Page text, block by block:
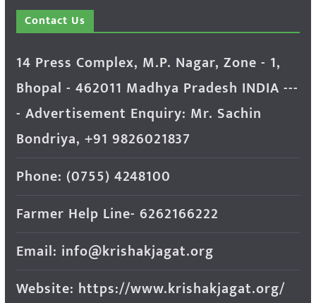
Contact Us
14 Press Complex, M.P. Nagar, Zone - 1,
Bhopal - 462011 Madhya Pradesh INDIA ---
- Advertisement Enquiry: Mr. Sachin
Bondriya, +91 9826021837
Phone: (0755) 4248100
Farmer Help Line- 6262166222
Email: info@krishakjagat.org
Website: https://www.krishakjagat.org/